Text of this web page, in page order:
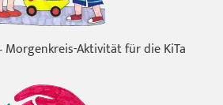
Morgenkreis-Aktivität für die KiTa